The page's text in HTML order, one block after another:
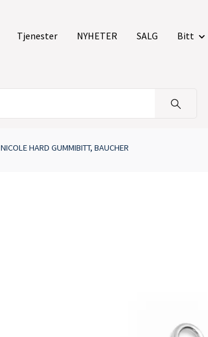
Tjenester NYHETER SALG Bitt
NICOLE HARD GUMMIBITT, BAUCHER